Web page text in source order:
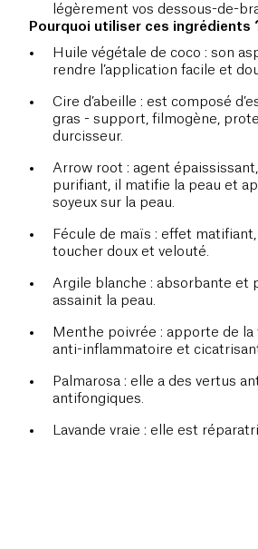
légèrement vos dessous-de-
Pourquoi utiliser ces ingrédients
Huile végétale de coco : son
rendre l’application facile et
Cire d’abeille : est composé
gras - support, filmogène,
durcisseur.
Arrow root : agent
purifiant, il matifie la peau et
soyeux sur la peau.
Fécule de maïs : effet
toucher doux et velouté.
Argile blanche : absorbante et
assainit la peau.
Menthe poivrée : apporte de la
anti-inflammatoire et
Palmarosa : elle a des vertus
antifongiques.
Lavande vraie : elle est